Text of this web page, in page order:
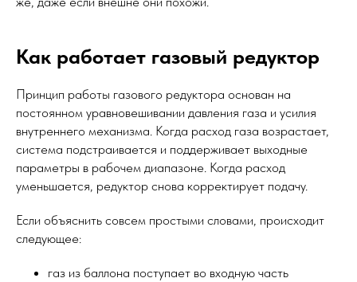
Как работает газовый редуктор
Принцип работы газового редуктора основан на
постоянном уравновешивании давления газа и усилия
внутреннего механизма. Когда расход газа возрастает,
система подстраивается и поддерживает выходные
параметры в рабочем диапазоне. Когда расход
уменьшается, редуктор снова корректирует подачу.
Если объяснить совсем простыми словами, происходит
следующее:
газ из баллона поступает во входную часть